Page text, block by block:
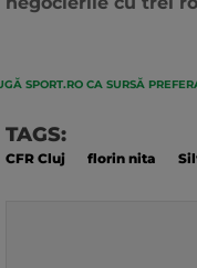
SPORT.RO CA SURSĂ
TAGS:
CFR Cluj florin nita